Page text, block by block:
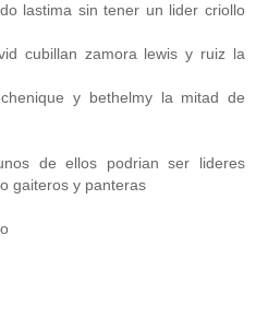
lastima sin tener un lider criollo
cubillan zamora lewis y ruiz la
y bethelmy la mitad de
de ellos podrian ser lideres
gaiteros y panteras